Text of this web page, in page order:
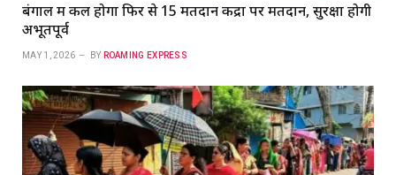
बंगाल में कल होगा फिर से 15 मतदान केंद्रों पर मतदान, सुरक्षा होगी
अभूतपूर्व
MAY 1, 2026 BY ROAMING EXPRESS